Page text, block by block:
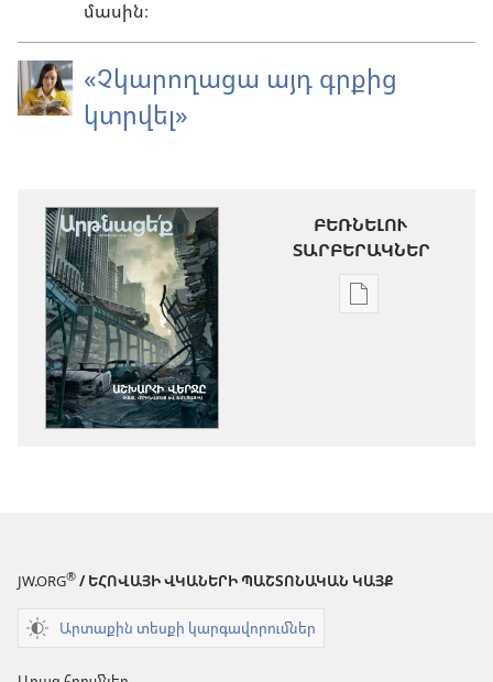
մասին։
«Չկարողացա այդ գրքից
կտրվել»
ԲԵՌՆԵԼՈՒ
ՏԱՐԲԵՐԱԿՆԵՐ
Թվային
ֆանտազիա
JW.ORG® / ԵՀՈՎԱՅԻ ՎԿԱՆԵՐԻ ՊԱՇՏՈՆԱԿԱՆ ԿԱՅՔ
Արտաքին տեսքի կարգավորումներ